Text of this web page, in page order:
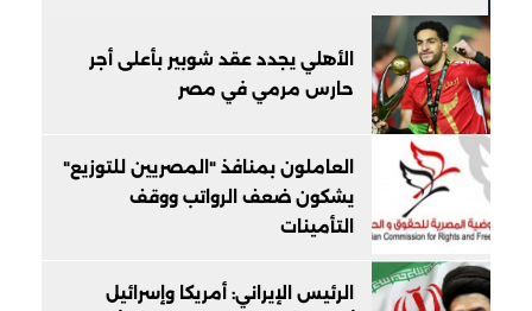
الأهلي يجدد عقد شوبير بأعلى أجر
حارس مرمي في مصر
العاملون بمنافذ "المصريين للتوزيع"
يشكون ضعف الرواتب ووقف
التأمينات
الرئيس الإيراني: أمريكا وإسرائيل